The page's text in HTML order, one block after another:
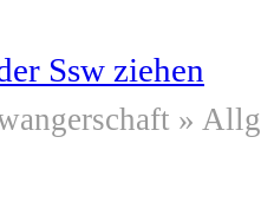
Ssw ziehen
»